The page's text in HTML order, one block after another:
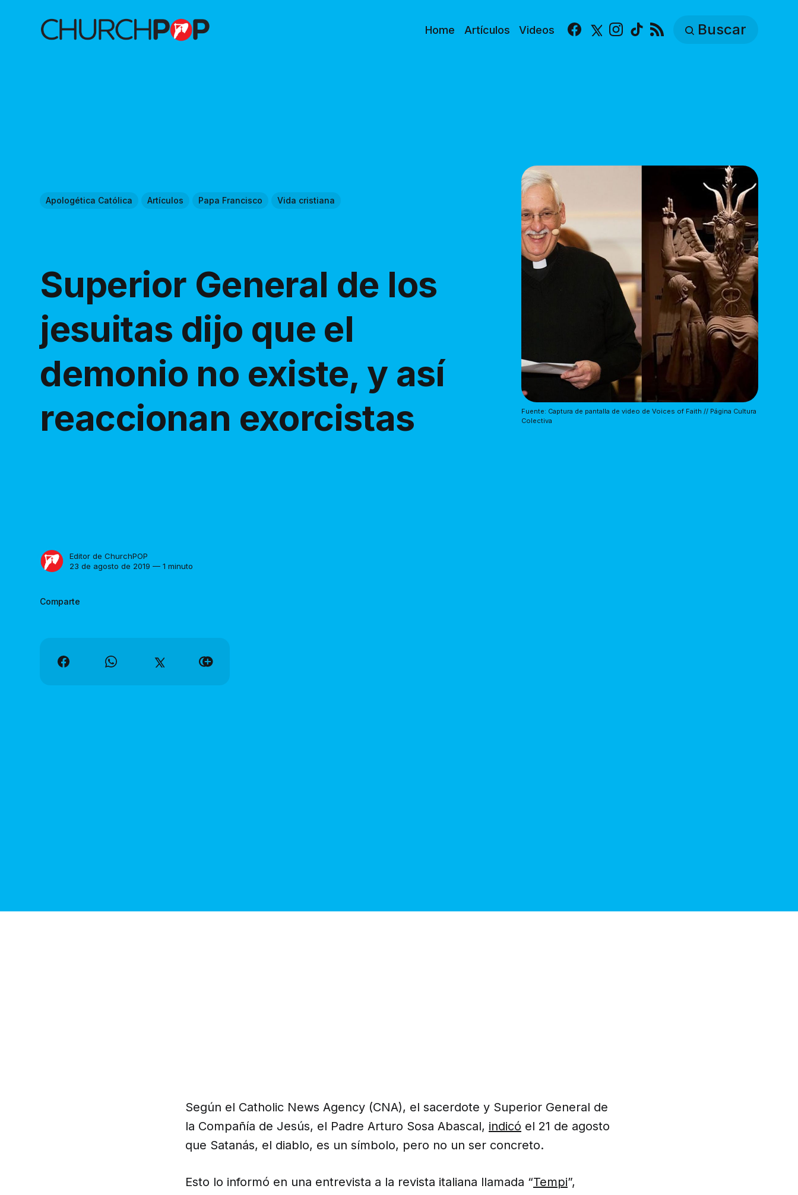
Home Artículos Videos Facebook
X Instagram
TikTok Buscar
Apologética Católica Artículos Papa Francisco Vida cristiana
Superior General de los
jesuitas dijo que el
demonio no existe, y así
reaccionan exorcistas
Editor de ChurchPOP
23 de agosto de 2019 — 1 minuto
Comparte
Fuente: Captura de pantalla de video de Voices of Faith // Página Cultura
Colectiva
Según el Catholic News Agency (CNA), el sacerdote y Superior General de
la Compañía de Jesús, el Padre Arturo Sosa Abascal, indicó el 21 de agosto
que Satanás, el diablo, es un símbolo, pero no un ser concreto.
Esto lo informó en una entrevista a la revista italiana llamada “Tempi”,